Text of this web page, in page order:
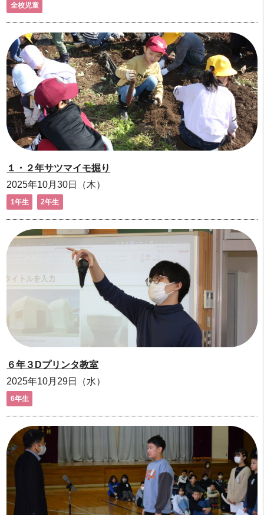
全校児童
１・２年サツマイモ掘り
2025年10月30日（木）
1年生 2年生
６年３Dプリンタ教室
2025年10月29日（水）
6年生